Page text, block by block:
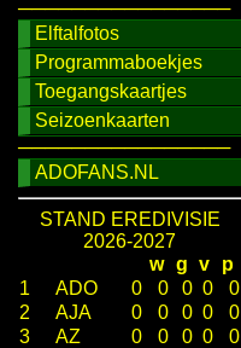
────────────────
Elftalfotos
Programmaboekjes
Toegangskaartjes
Seizoenkaarten
────────────────
ADOFANS.NL
STAND EREDIVISIE
2026-2027
w g v
p
1
ADO 0 0 0 0
0
2
AJA 0 0 0 0
0
3
AZ 0 0 0 0
0